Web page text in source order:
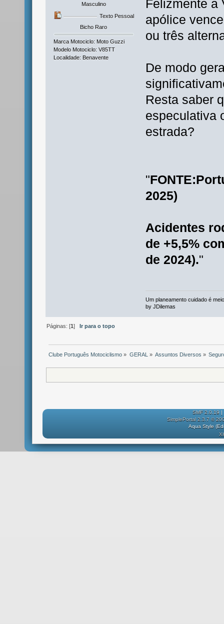
Masculino
Texto Pessoal
Bicho Raro
Marca Motociclo: Moto Guzzi
Modelo Motociclo: V85TT
Localidade: Benavente
Felizmente a
apólice
ou três
De modo
Resta saber
especulativa
estrada?
"
2025)
Acidentes
de +5,5%
de 2024)."
Um planeamento cuidado é
by JDilemas
Páginas: [1]Ir para o topo
Clube Português Motociclismo » GERAL » Assuntos Diversos »
SMF 2.0.19 |
SimplePortal 2.3.7 ©
Aqua Style